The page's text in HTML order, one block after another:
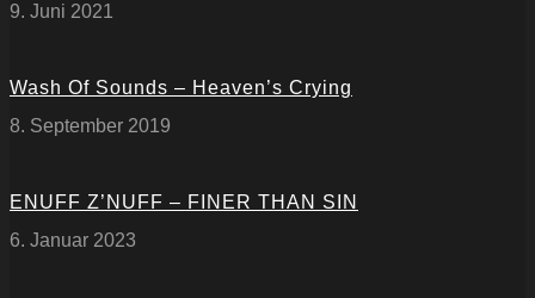
9. Juni 2021
Wash Of Sounds – Heaven’s Crying
8. September 2019
ENUFF Z’NUFF – FINER THAN SIN
6. Januar 2023